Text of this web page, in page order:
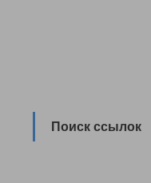
Поиск ссылок